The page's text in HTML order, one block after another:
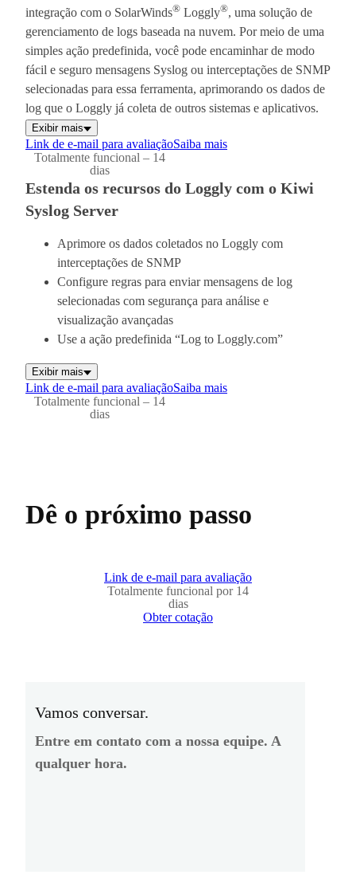
integração com o SolarWinds® Loggly®, uma solução de
gerenciamento de logs baseada na nuvem. Por meio de uma
simples ação predefinida, você pode encaminhar de modo
fácil e seguro mensagens Syslog ou interceptações de SNMP
selecionadas para essa ferramenta, aprimorando os dados de
log que o Loggly já coleta de outros sistemas e aplicativos.
Exibir mais
Link de e-mail para avaliação
Totalmente funcional – 14
dias
Saiba mais
Estenda os recursos do Loggly com o Kiwi
Syslog Server
Aprimore os dados coletados no Loggly com
interceptações de SNMP
Configure regras para enviar mensagens de log
selecionadas com segurança para análise e
visualização avançadas
Use a ação predefinida “Log to Loggly.com”
Exibir mais
Link de e-mail para avaliação
Totalmente funcional – 14
dias
Saiba mais
Dê o próximo passo
Link de e-mail para avaliação
Totalmente funcional por 14
dias
Obter cotação
Vamos conversar.
Entre em contato com a nossa equipe. A
qualquer hora.